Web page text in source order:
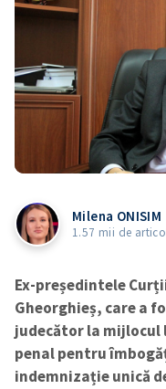
Milena ONISIM
1.57 mii de
Ex-președintele
Gheorghieș, care a
judecător la
penal pentru
indemnizație unică